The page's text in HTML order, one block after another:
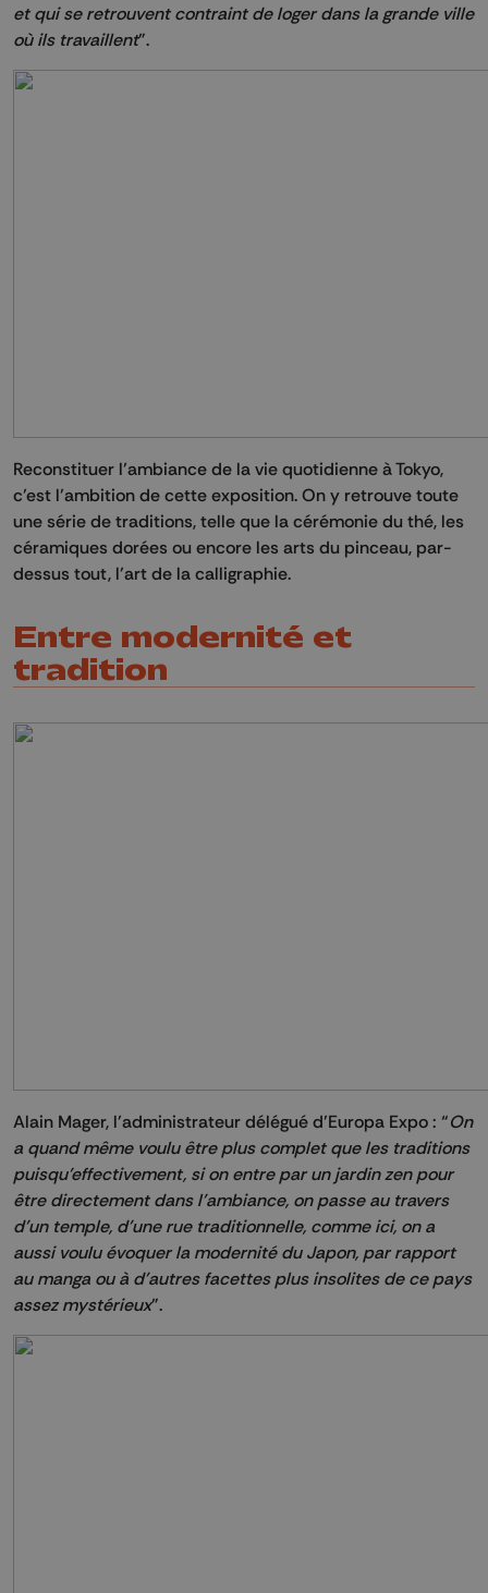
et qui se retrouvent contraint de loger dans la grande ville
où ils travaillent”.
Reconstituer l’ambiance de la vie quotidienne à Tokyo,
c’est l’ambition de cette exposition. On y retrouve toute
une série de traditions, telle que la cérémonie du thé, les
céramiques dorées ou encore les arts du pinceau, par-
dessus tout, l’art de la calligraphie.
Entre modernité et
tradition
Alain Mager, l’administrateur délégué d’Europa Expo : “On
a quand même voulu être plus complet que les traditions
puisqu’effectivement, si on entre par un jardin zen pour
être directement dans l’ambiance, on passe au travers
d’un temple, d’une rue traditionnelle, comme ici, on a
aussi voulu évoquer la modernité du Japon, par rapport
au manga ou à d'autres facettes plus insolites de ce pays
assez mystérieux”.